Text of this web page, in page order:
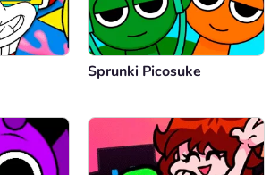
Sprunki Picosuke